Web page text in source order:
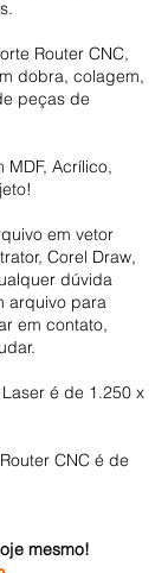
Router CNC,
dobra, colagem,
peças de
Acrílico,
em vetor
Corel Draw,
dúvida
arquivo para
em contato,
é de 1.250 x
CNC é de
mesmo!